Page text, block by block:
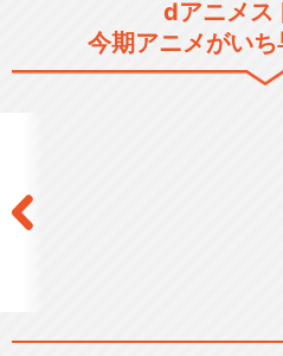
dアニメス
今期アニメがいち